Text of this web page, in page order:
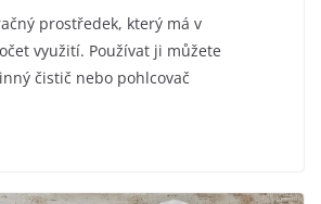
prostředek, který má v
využití. Používat ji můžete
čistič nebo pohlcovač